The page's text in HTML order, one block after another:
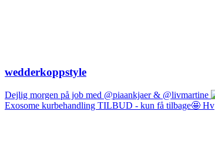
wedderkoppstyle
Dejlig morgen på job med @piaankjaer & @livmartine
Exosome kurbehandling TILBUD - kun få tilbage🤩 Hv